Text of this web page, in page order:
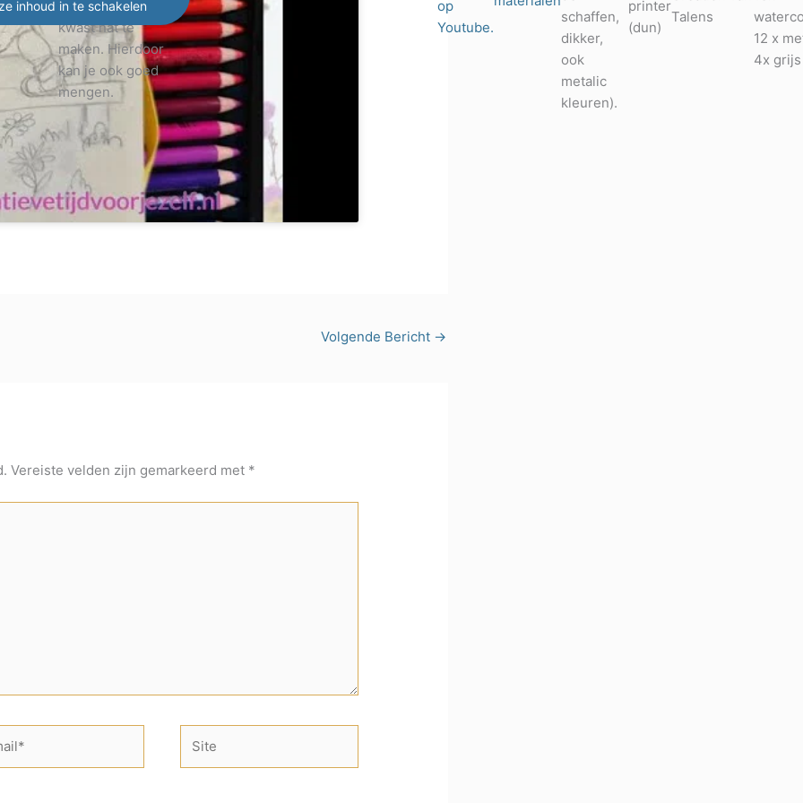
water en een
kwast nat te
maken. Hierdoor
kan je ook goed
mengen.
op
Youtube.
schaffen,
dikker,
ook
metalic
kleuren).
printer
(dun)
Talens
12 x
4x grijs
inhoud in te schakelen
Volgende Bericht →
Vereiste velden zijn gemarkeerd met *